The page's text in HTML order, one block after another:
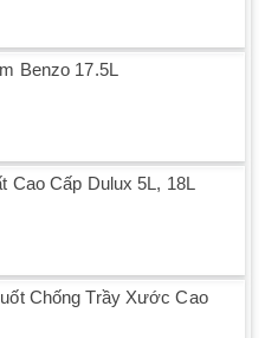
Benzo 17.5L
Cao Cấp Dulux 5L, 18L
Chống Trầy Xước Cao